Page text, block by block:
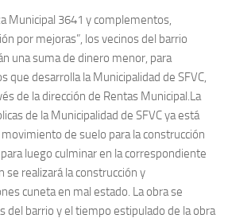
Municipal 3641 y complementos,
por mejoras”, los vecinos del barrio
una suma de dinero menor, para
que desarrolla la Municipalidad de SFVC,
de la dirección de Rentas Municipal.La
de la Municipalidad de SFVC ya está
de suelo para la construcción
luego culminar en la correspondiente
se realizará la construcción y
cuneta en mal estado. La obra se
del barrio y el tiempo estipulado de la obra